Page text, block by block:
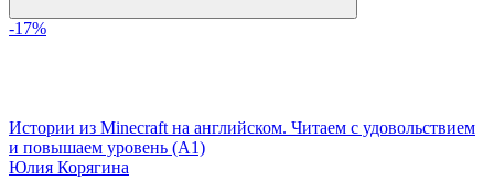
-17%
Истории из Minecraft на английском. Читаем с удовольствием
и повышаем уровень (А1)
Юлия Корягина